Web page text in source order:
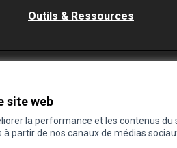
site web
la performance et les contenus
partir de nos canaux de médias
Outils & Ressources